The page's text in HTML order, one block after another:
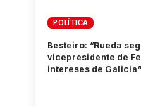
POLÍTICA
Besteiro: “Rueda
vicepresidente de
intereses de Galicia”